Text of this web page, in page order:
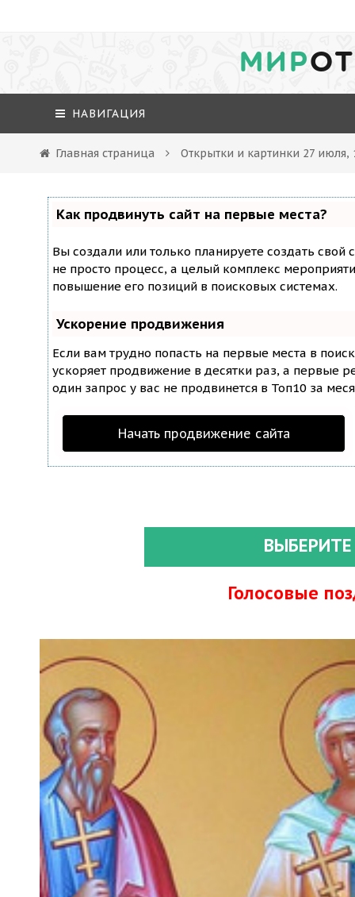
МИР
НАВИГАЦИЯ
Главная страница Открытки и картинки 27 июля,
Как продвинуть сайт на первые места?
Вы создали или только планируете создать свой
не просто процесс, а целый комплекс
повышение его позиций в поисковых системах.
Ускорение продвижения
Если вам трудно попасть на первые места в
ускоряет продвижение в десятки раз, а первые
один запрос у вас не продвинется в Топ10 за
Начать продвижение сайта
Голосовые